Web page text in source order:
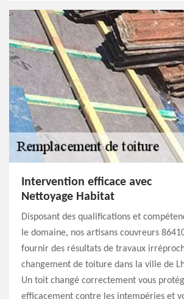
Intervention efficace avec
Nettoyage Habitat
Disposant des qualifications et
le domaine, nos artisans couvreurs
fournir des résultats de travaux
changement de toiture dans la ville de
Un toit changé correctement vous
efficacement contre les intempéries et